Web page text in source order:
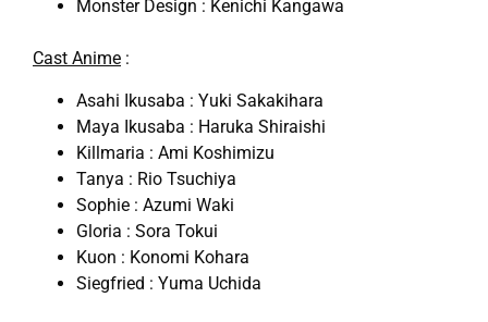
Monster Design : Kenichi Kangawa
Cast Anime :
Asahi Ikusaba : Yuki Sakakihara
Maya Ikusaba : Haruka Shiraishi
Killmaria : Ami Koshimizu
Tanya : Rio Tsuchiya
Sophie : Azumi Waki
Gloria : Sora Tokui
Kuon : Konomi Kohara
Siegfried : Yuma Uchida